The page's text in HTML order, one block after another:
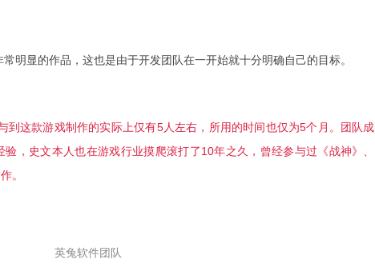
明显的作品，这也是由于开发团队在一开始就十分明确自己的目标。
到这款游戏制作的实际上仅有5人左右，所用的时间也仅为5个月。团队成
，史文本人也在游戏行业摸爬滚打了10年之久，曾经参与过《战神》、
。
英兔软件团队